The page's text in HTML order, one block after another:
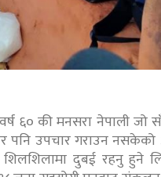
६० की मनसरा नेपाली
पनि उपचार गराउन
दुबई रहनु हुने